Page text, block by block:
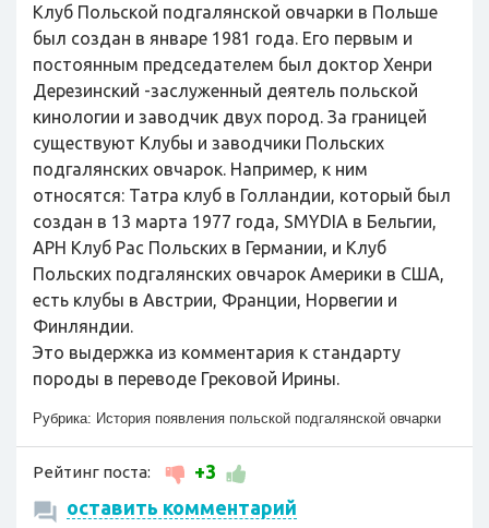
Клуб Польской подгалянской овчарки в Польше
был создан в январе 1981 года. Его первым и
постоянным председателем был доктор Хенри
Дерезинский -заслуженный деятель польской
кинологии и заводчик двух пород. За границей
существуют Клубы и заводчики Польских
подгалянских овчарок. Например, к ним
относятся: Татра клуб в Голландии, который был
создан в 13 марта 1977 года, SMYDIA в Бельгии,
APH Клуб Рас Польских в Германии, и Клуб
Польских подгалянских овчарок Америки в США,
есть клубы в Австрии, Франции, Норвегии и
Финляндии.
Это выдержка из комментария к стандарту
породы в переводе Грековой Ирины.
Рубрика: История появления польской подгалянской овчарки
Рейтинг поста:
+3
оставить комментарий